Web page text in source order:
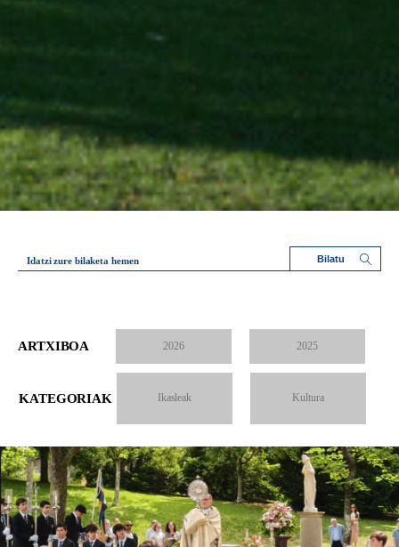
Idatzi zure bilaketa hemen
ARTXIBOA 2026 2025
KATEGORIAK Ikasleak Kultura